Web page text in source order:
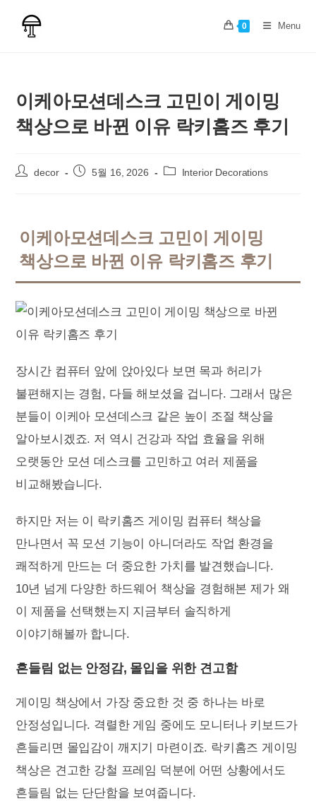
0 Menu
이케아모션데스크 고민이 게이밍
책상으로 바뀐 이유 락키홈즈 후기
Postdecor
Post 5월 16, 2026
Post Interior Decorations
이케아모션데스크 고민이 게이밍
책상으로 바뀐 이유 락키홈즈 후기
장시간 컴퓨터 앞에 앉아있다 보면 목과 허리가
불편해지는 경험, 다들 해보셨을 겁니다. 그래서 많은
분들이 이케아 모션데스크 같은 높이 조절 책상을
알아보시겠죠. 저 역시 건강과 작업 효율을 위해
오랫동안 모션 데스크를 고민하고 여러 제품을
비교해봤습니다.
하지만 저는 이 락키홈즈 게이밍 컴퓨터 책상을
만나면서 꼭 모션 기능이 아니더라도 작업 환경을
쾌적하게 만드는 더 중요한 가치를 발견했습니다.
10년 넘게 다양한 하드웨어 책상을 경험해본 제가 왜
이 제품을 선택했는지 지금부터 솔직하게
이야기해볼까 합니다.
흔들림 없는 안정감, 몰입을 위한 견고함
게이밍 책상에서 가장 중요한 것 중 하나는 바로
안정성입니다. 격렬한 게임 중에도 모니터나 키보드가
흔들리면 몰입감이 깨지기 마련이죠. 락키홈즈 게이밍
책상은 견고한 강철 프레임 덕분에 어떤 상황에서도
흔들림 없는 단단함을 보여줍니다.